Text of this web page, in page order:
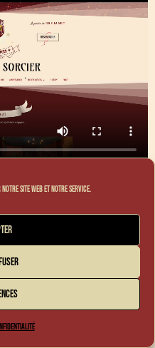
notre site web et notre service.